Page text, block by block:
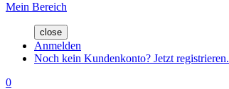
Mein Bereich
close
Anmelden
Noch kein Kundenkonto? Jetzt registrieren.
0